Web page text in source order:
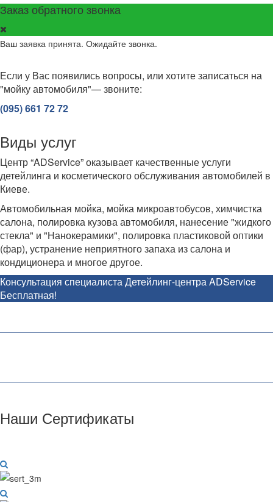
Заказ обратного звонка
Ваш заявка принята. Ожидайте звонка.
Если у Вас появились вопросы, или хотите записаться на
"мойку автомобиля"— звоните:
(095) 661 72 72
Виды услуг
Центр “ADService” оказывает качественные услуги
детейлинга и косметического обслуживания автомобилей в
Киеве.
Автомобильная мойка, мойка микроавтобусов, химчистка
салона, полировка кузова автомобиля, нанесение "жидкого
стекла" и "Нанокерамики", полировка пластиковой оптики
(фар), устранение неприятного запаха из салона и
кондиционера и многое другое.
Консультация специалиста Детейлинг-центра ADService
Бесплатная!
Наши Сертификаты